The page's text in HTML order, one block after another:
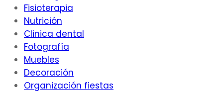
Fisioterapia
Nutrición
Clinica dental
Fotografía
Muebles
Decoración
Organización fiestas